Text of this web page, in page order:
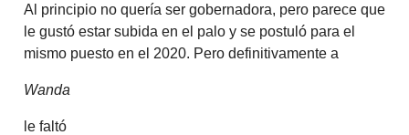
Al principio no quería ser gobernadora, pero parece que
le gustó estar subida en el palo y se postuló para el
mismo puesto en el 2020. Pero definitivamente a
Wanda
le faltó